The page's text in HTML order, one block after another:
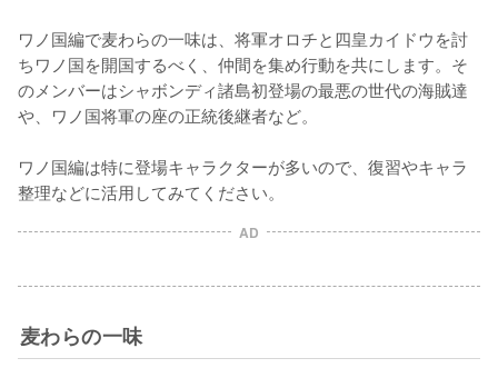
ワノ国編で麦わらの一味は、将軍オロチと四皇カイドウを討
ちワノ国を開国するべく、仲間を集め行動を共にします。そ
のメンバーはシャボンディ諸島初登場の最悪の世代の海賊達
や、ワノ国将軍の座の正統後継者など。
ワノ国編は特に登場キャラクターが多いので、復習やキャラ
整理などに活用してみてください。
AD
麦わらの一味